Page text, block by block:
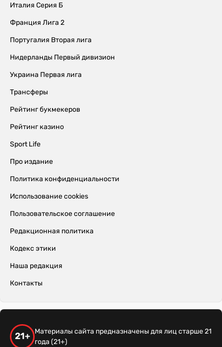
Италия Серия Б
Франция Лига 2
Португалия Вторая лига
Нидерланды Первый дивизион
Украина Первая лига
Трансферы
Рейтинг букмекеров
Рейтинг казино
Sport Life
Про издание
Политика конфиденциальности
Использование cookies
Пользовательское соглашение
Редакционная политика
Кодекс этики
Наша редакция
Контакты
21+
Материалы сайта предназначены для лиц старше 21
года (21+)